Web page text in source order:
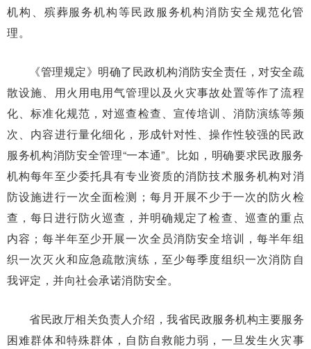
机构、殡葬服务机构等民政服务机构消防安全规范化管
理。
《管理规定》明确了民政机构消防安全责任，对安全疏
散设施、用火用电用气管理以及火灾事故处置等作了流程
化、标准化规范，对巡查检查、宣传培训、消防演练等频
次、内容进行量化细化，形成针对性、操作性较强的民政
服务机构消防安全管理“一本通”。比如，明确要求民政服务
机构每年至少委托具有专业资质的消防技术服务机构对消
防设施进行一次全面检测；每月开展不少于一次的防火检
查，每日进行防火巡查，并明确规定了检查、巡查的重点
内容；每半年至少开展一次全员消防安全培训，每半年组
织一次灭火和应急疏散演练，至少每季度组织一次消防自
我评定，并向社会承诺消防安全。
省民政厅相关负责人介绍，我省民政服务机构主要服务
困难群体和特殊群体，自防自救能力弱，一旦发生火灾事